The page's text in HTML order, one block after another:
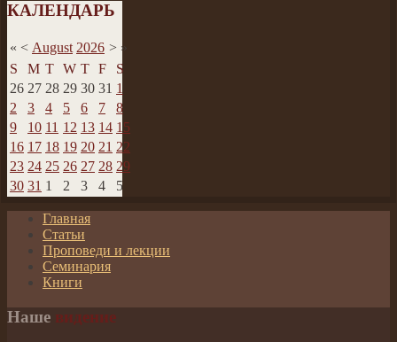
КАЛЕНДАРЬ
« < August 2026 > »
S
M T W T F
S
26 27 28 29 30 31 1
2
3 4 5 6 7
8
9
10 11 12 13 14 15
16 17 18 19 20 21 22
23 24 25 26 27 28 29
30 31 1 2 3 4 5
Главная
Статьи
Проповеди и лекции
Семинария
Книги
Наше видение